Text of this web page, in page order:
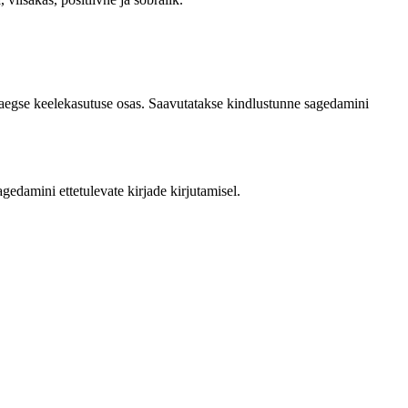
keelekasutuse osas. Saavutatakse kindlustunne sagedamini
ettetulevate kirjade kirjutamisel.